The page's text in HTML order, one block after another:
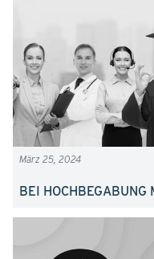
März 25, 2024
BEI